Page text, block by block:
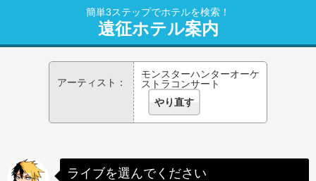
簡単3ステップでホテルを検索！
遠征ホテル案内
アーティスト：
モンスターハンターオーケ
ストラコンサート
やり直す
ライブを選んでください